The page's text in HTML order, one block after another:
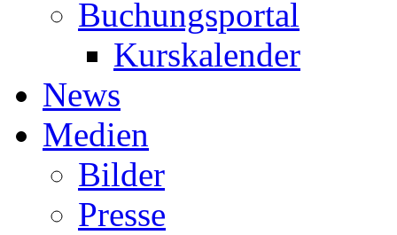
Buchungsportal
Kurskalender
News
Medien
Bilder
Presse